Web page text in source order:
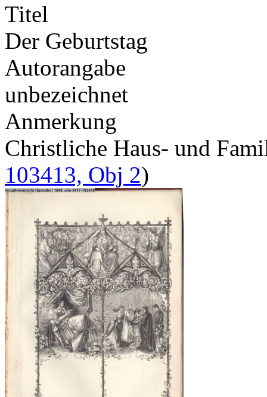
Titel
Der Geburtstag
Autorangabe
unbezeichnet
Anmerkung
Christliche Haus- und
103413, Obj 2)